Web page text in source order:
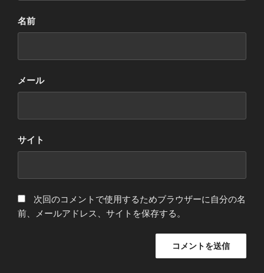
名前
メール
サイト
次回のコメントで使用するためブラウザーに自分の名
前、メールアドレス、サイトを保存する。